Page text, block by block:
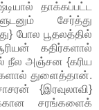
தாக்கப்பட்ட
சேர்த்து
போல பூதலத்தில்
கதிர்களால்
நீல அஞ்சன {கரிய
துளைத்தான்.
{இரவுலாவி}
சரங்களைக்